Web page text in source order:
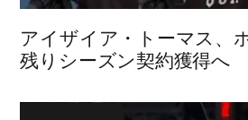
アイザイア・トーマス、
残りシーズン契約獲得へ